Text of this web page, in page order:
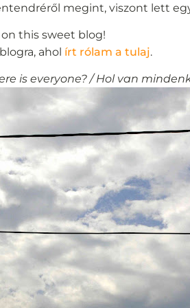
megint, viszont lett
on this sweet blog!
ahol írt rólam a tulaj.
is everyone? / Hol van